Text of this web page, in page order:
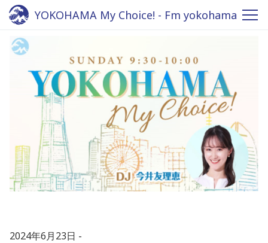
YOKOHAMA My Choice! - Fm yokohama
2024年6月23日